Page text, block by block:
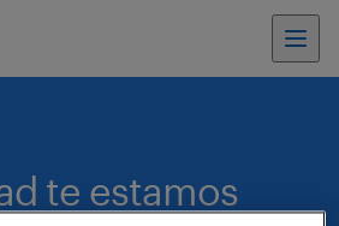
te estamos